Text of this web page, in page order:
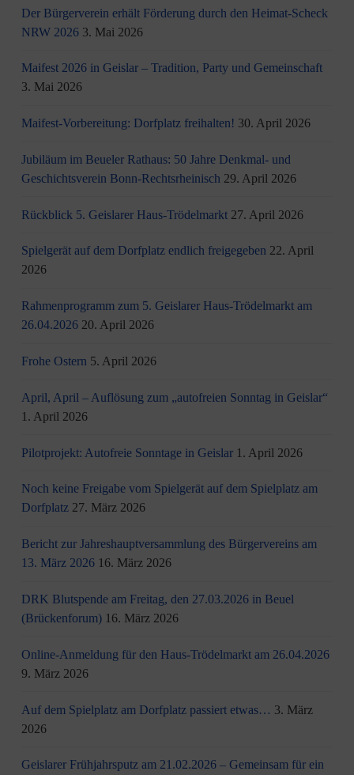
Der Bürgerverein erhält Förderung durch den Heimat-Scheck
NRW 2026 3. Mai 2026
Maifest 2026 in Geislar – Tradition, Party und Gemeinschaft
3. Mai 2026
Maifest-Vorbereitung: Dorfplatz freihalten! 30. April 2026
Jubiläum im Beueler Rathaus: 50 Jahre Denkmal- und
Geschichtsverein Bonn-Rechtsrheinisch 29. April 2026
Rückblick 5. Geislarer Haus-Trödelmarkt 27. April 2026
Spielgerät auf dem Dorfplatz endlich freigegeben 22. April
2026
Rahmenprogramm zum 5. Geislarer Haus-Trödelmarkt am
26.04.2026 20. April 2026
Frohe Ostern 5. April 2026
April, April – Auflösung zum „autofreien Sonntag in Geislar“
1. April 2026
Pilotprojekt: Autofreie Sonntage in Geislar 1. April 2026
Noch keine Freigabe vom Spielgerät auf dem Spielplatz am
Dorfplatz 27. März 2026
Bericht zur Jahreshauptversammlung des Bürgervereins am
13. März 2026 16. März 2026
DRK Blutspende am Freitag, den 27.03.2026 in Beuel
(Brückenforum) 16. März 2026
Online-Anmeldung für den Haus-Trödelmarkt am 26.04.2026
9. März 2026
Auf dem Spielplatz am Dorfplatz passiert etwas… 3. März
2026
Geislarer Frühjahrsputz am 21.02.2026 – Gemeinsam für ein